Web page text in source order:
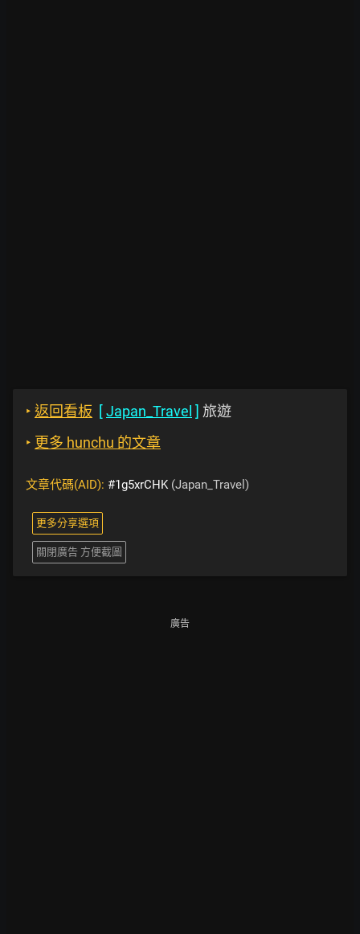
‣ 返回看板 [Japan_Travel ] 旅遊
‣ 更多 hunchu 的文章
文章代碼(AID): #1g5xrCHK(Japan_Travel)
更多分享選項
關閉廣告 方便截圖
廣告